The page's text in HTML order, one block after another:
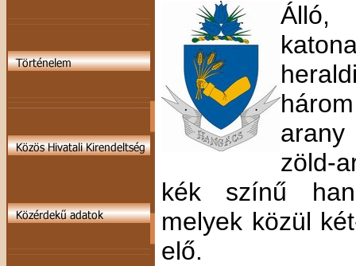
Álló,
zöld-
kék színű
melyek közül
elő.